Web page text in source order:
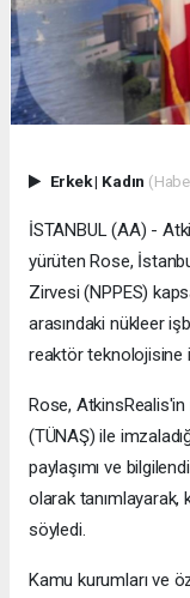
Erkek| Kadın
İSTANBUL (AA) -
yürüten Rose,
Zirvesi (NPPES)
arasındaki nükleer
reaktör teknolojisine
Rose, AtkinsRealis'in
(TÜNAŞ) ile
paylaşımı ve
olarak tanımlayarak,
söyledi.
Kamu kurumları ve